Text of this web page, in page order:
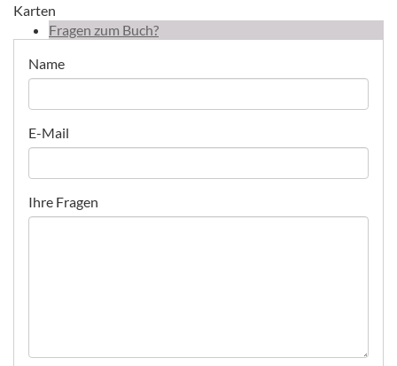
Karten
Fragen zum Buch?
Name
E-Mail
Ihre Fragen